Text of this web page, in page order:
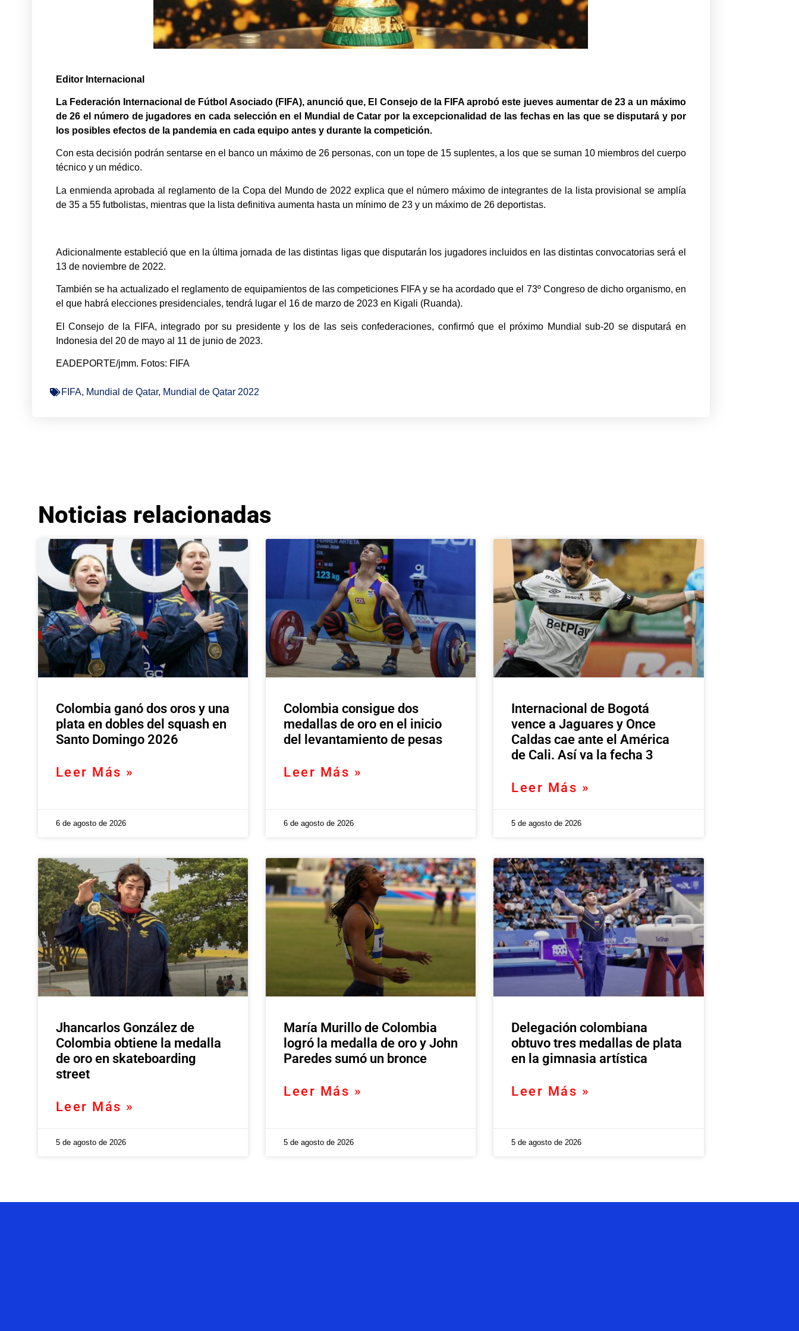
Editor Internacional
La Federación Internacional de Fútbol Asociado (FIFA), anunció que, El Consejo de la FIFA aprobó este jueves aumentar de 23 a un máximo
de 26 el número de jugadores en cada selección en el Mundial de Catar por la excepcionalidad de las fechas en las que se disputará y por
los posibles efectos de la pandemia en cada equipo antes y durante la competición.
Con esta decisión podrán sentarse en el banco un máximo de 26 personas, con un tope de 15 suplentes, a los que se suman 10 miembros del cuerpo
técnico y un médico.
La enmienda aprobada al reglamento de la Copa del Mundo de 2022 explica que el número máximo de integrantes de la lista provisional se amplía
de 35 a 55 futbolistas, mientras que la lista definitiva aumenta hasta un mínimo de 23 y un máximo de 26 deportistas.
Adicionalmente estableció que en la última jornada de las distintas ligas que disputarán los jugadores incluidos en las distintas convocatorias será el
13 de noviembre de 2022.
También se ha actualizado el reglamento de equipamientos de las competiciones FIFA y se ha acordado que el 73º Congreso de dicho organismo, en
el que habrá elecciones presidenciales, tendrá lugar el 16 de marzo de 2023 en Kigali (Ruanda).
El Consejo de la FIFA, integrado por su presidente y los de las seis confederaciones, confirmó que el próximo Mundial sub-20 se disputará en
Indonesia del 20 de mayo al 11 de junio de 2023.
EADEPORTE/jmm. Fotos: FIFA
FIFA, Mundial de Qatar, Mundial de Qatar 2022
Noticias relacionadas
Colombia ganó dos oros y una
plata en dobles del squash en
Santo Domingo 2026
Leer Más »
6 de agosto de 2026
Colombia consigue dos
medallas de oro en el inicio
del levantamiento de pesas
Leer Más »
6 de agosto de 2026
Internacional de Bogotá
vence a Jaguares y Once
Caldas cae ante el América
de Cali. Así va la fecha 3
Leer Más »
5 de agosto de 2026
Jhancarlos González de
Colombia obtiene la medalla
de oro en skateboarding
street
Leer Más »
5 de agosto de 2026
María Murillo de Colombia
logró la medalla de oro y John
Paredes sumó un bronce
Leer Más »
5 de agosto de 2026
Delegación colombiana
obtuvo tres medallas de plata
en la gimnasia artística
Leer Más »
5 de agosto de 2026